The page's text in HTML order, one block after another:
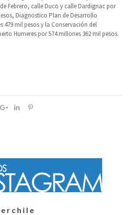
Febrero, calle Duco y calle Dardignac por
Diagnostico Plan de Desarrollo
479 mil pesos y la Conservación del
Humeres por 574 millones 362 mil pesos.